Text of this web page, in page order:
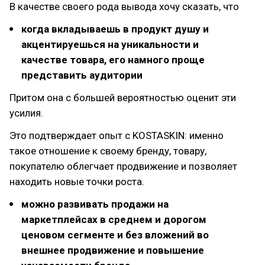
В качестве своего рода вывода хочу сказать, что
когда вкладываешь в продукт душу и
акцентируешься на уникальности и
качестве товара, его намного проще
представить аудитории
Притом она с большей вероятностью оценит эти
усилия.
Это подтверждает опыт с KOSTASKIN: именно
такое отношение к своему бренду, товару,
покупателю облегчает продвижение и позволяет
находить новые точки роста.
можно развивать продажи на
маркетплейсах в среднем и дорогом
ценовом сегменте и без вложений во
внешнее продвижение и повышение